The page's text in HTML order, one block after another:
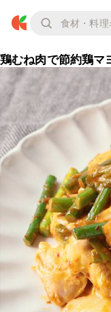
鶏むね肉で節約鶏マ